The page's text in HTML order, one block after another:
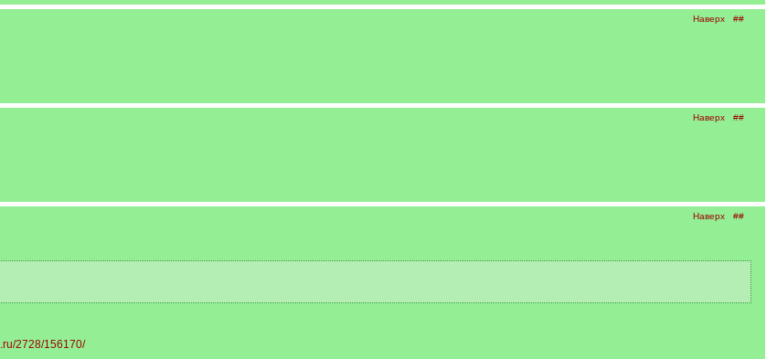
Наверх ##
Наверх ##
Наверх ##
2728/156170/